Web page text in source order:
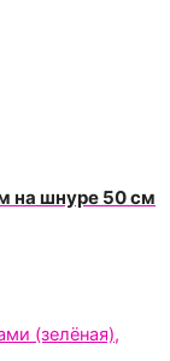
на шнуре 50 см